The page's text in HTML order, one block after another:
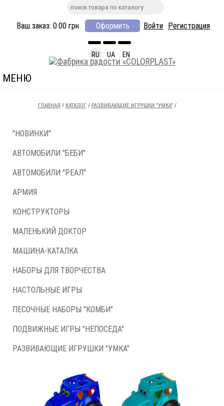
Ваш заказ: 0.00 грн Оформить Войти Регистрация
RU UA EN
МЕНЮ
ГЛАВНАЯ / КАТАЛОГ / РАЗВИВАЮЩИЕ ИГРУШКИ "УМКА" /
"НОВИНКИ"
АВТОМОБИЛИ "БЕБИ"
АВТОМОБИЛИ "РЕАЛ"
АРМИЯ
КОНСТРУКТОРЫ
МАЛЕНЬКИЙ ДОКТОР
МАШИНА-КАТАЛКА
НАБОРЫ ДЛЯ ТВОРЧЕСТВА
НАСТОЛЬНЫЕ ИГРЫ
ПЕСОЧНЫЕ НАБОРЫ "КОМБИ"
ПОДВИЖНЫЕ ИГРЫ "НЕПОСЕДА"
РАЗВИВАЮЩИЕ ИГРУШКИ "УМКА"